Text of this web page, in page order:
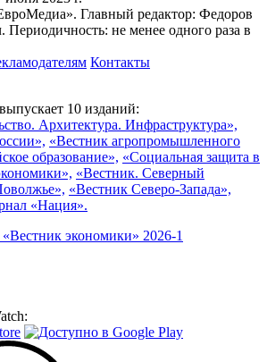
Главный редактор: Федоров
не менее одного раза в
Контакты
10 изданий:
Архитектура. Инфраструктура»,
«Вестник агропромышленного
образование», «Социальная защита в
«Вестник. Северный
«Вестник Северо-Запада»,
«Нация».